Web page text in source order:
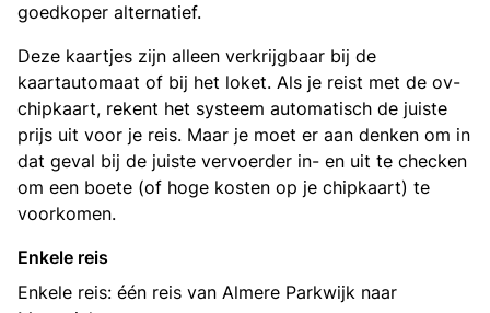
goedkoper alternatief.
Deze kaartjes zijn alleen verkrijgbaar bij de
kaartautomaat of bij het loket. Als je reist met de ov-
chipkaart, rekent het systeem automatisch de juiste
prijs uit voor je reis. Maar je moet er aan denken om in
dat geval bij de juiste vervoerder in- en uit te checken
om een boete (of hoge kosten op je chipkaart) te
voorkomen.
Enkele reis
Enkele reis: één reis van Almere Parkwijk naar